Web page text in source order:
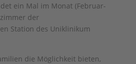
ein Mal im Monat (Februar-
der
Station des Uniklinikum
die Möglichkeit bieten,